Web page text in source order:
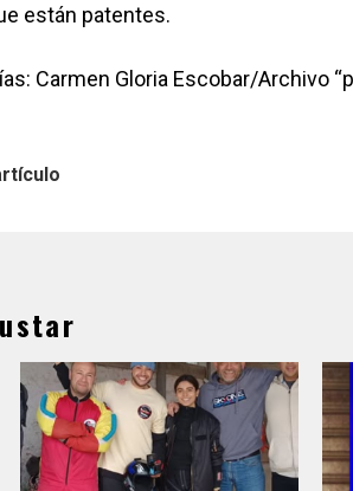
están patentes.
Carmen Gloria Escobar/Archivo